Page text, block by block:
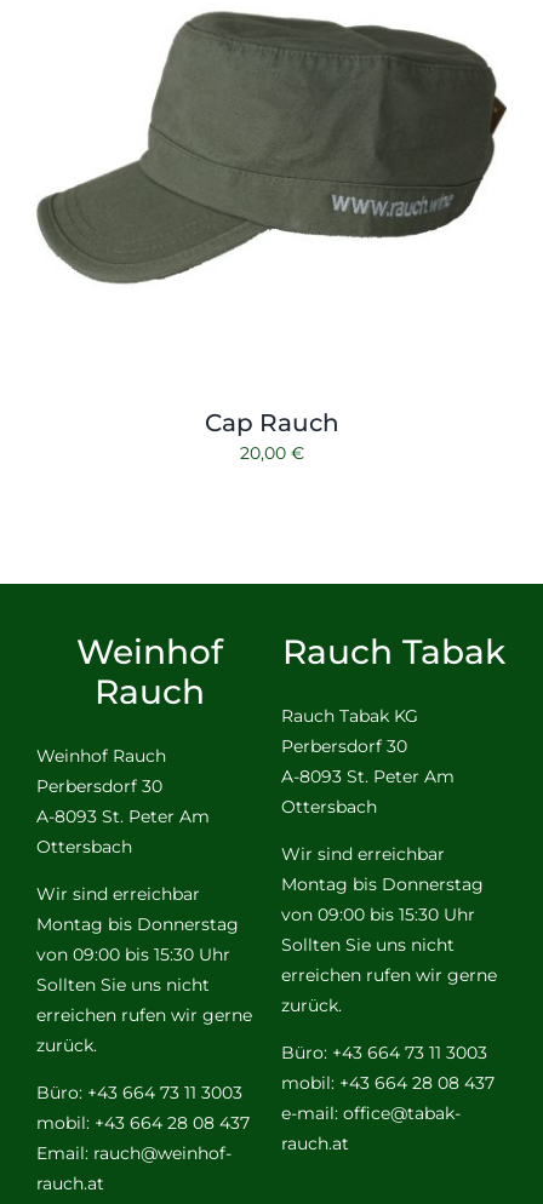
Cap Rauch
20,00 €
Weinhof
Rauch
Weinhof Rauch
Perbersdorf 30
A-8093 St. Peter Am
Ottersbach
Wir sind erreichbar
Montag bis Donnerstag
von 09:00 bis 15:30 Uhr
Sollten Sie uns nicht
erreichen rufen wir gerne
zurück.
Büro: +43 664 73 11 3003
mobil: +43 664 28 08 437
Email: rauch@weinhof-
rauch.at
Rauch Tabak
Rauch Tabak KG
Perbersdorf 30
A-8093 St. Peter Am
Ottersbach
Wir sind erreichbar
Montag bis Donnerstag
von 09:00 bis 15:30 Uhr
Sollten Sie uns nicht
erreichen rufen wir gerne
zurück.
Büro: +43 664 73 11 3003
mobil: +43 664 28 08 437
e-mail: office@tabak-
rauch.at